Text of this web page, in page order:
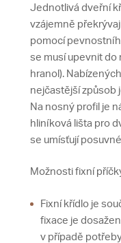
Jednotlivá dveřní
vzájemně
pomocí
se musí upevnit do
hranol).
nejčastější způsob
Na nosný profil je
hliníková lišta pro
se umísťují
Možnosti fixní
Fixní křídlo je
fixace je
v případě